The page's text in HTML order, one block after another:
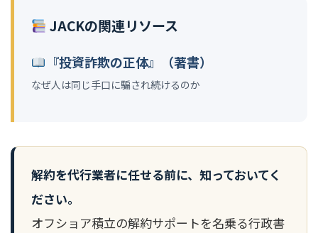
JACKの関連リソース
『投資詐欺の正体』（著書）
なぜ人は同じ手口に騙され続けるのか
解約を代行業者に任せる前に、知っておいてく
ださい。
オフショア積立の解約サポートを名乗る行政書